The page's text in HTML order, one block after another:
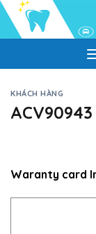
Skip
content
KHÁCH HÀNG
ACV90943
Waranty card